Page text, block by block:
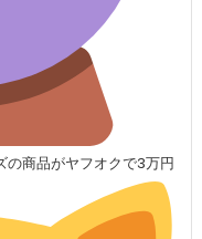
の商品がヤフオクで3万円